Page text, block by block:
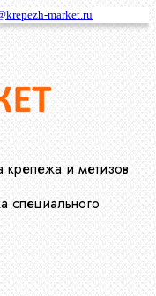
market.ru
крепежа и метизов
специального